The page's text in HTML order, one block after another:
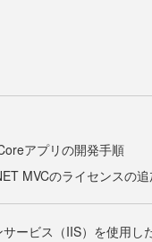
アプリの開発手順
MVCのライセンスの追
ービス（IIS）を使用し